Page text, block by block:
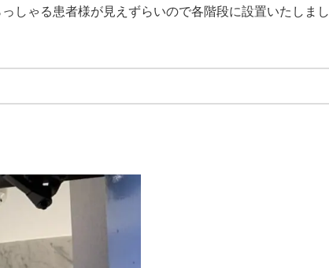
しゃる患者様が見えずらいので各階段に設置いたしまし